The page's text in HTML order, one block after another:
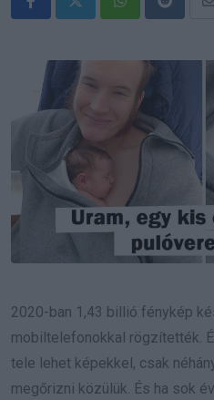
WhatsappReddit
2020-ban 1,43 billió fénykép
mobiltelefonokkal rögzítették.
tele lehet képekkel, csak
megőrizni közülük. És ha sok